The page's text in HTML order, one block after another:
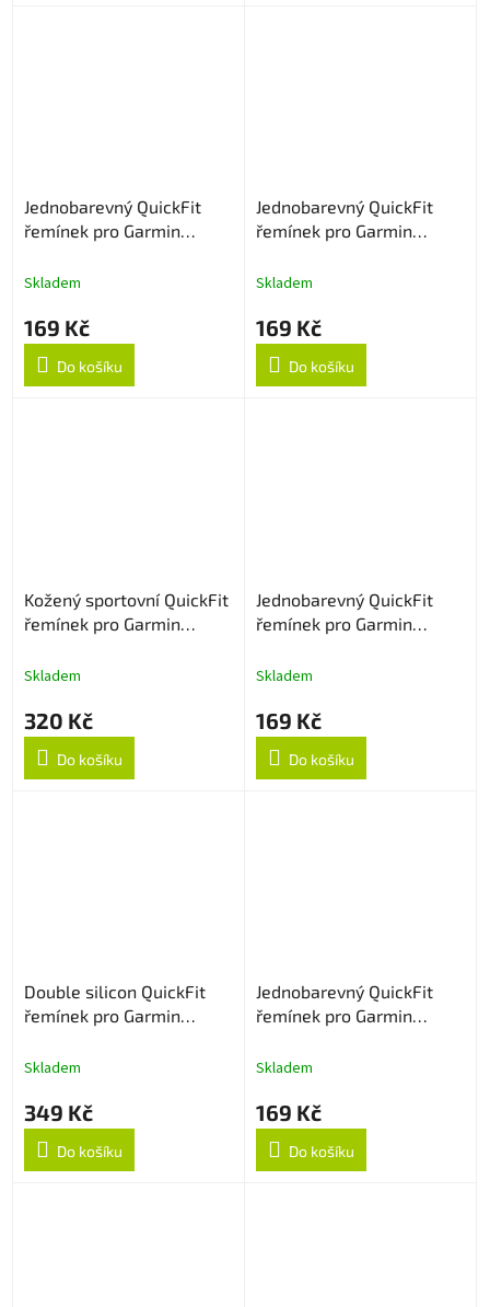
Jednobarevný QuickFit
řemínek pro Garmin
Skladem
169 Kč
Do košíku
Jednobarevný QuickFit
řemínek pro Garmin
Skladem
169 Kč
Do košíku
Kožený sportovní QuickFit
řemínek pro Garmin
Skladem
320 Kč
Do košíku
Jednobarevný QuickFit
řemínek pro Garmin
Skladem
169 Kč
Do košíku
Double silicon QuickFit
řemínek pro Garmin
Skladem
349 Kč
Do košíku
Jednobarevný QuickFit
řemínek pro Garmin
Skladem
169 Kč
Do košíku